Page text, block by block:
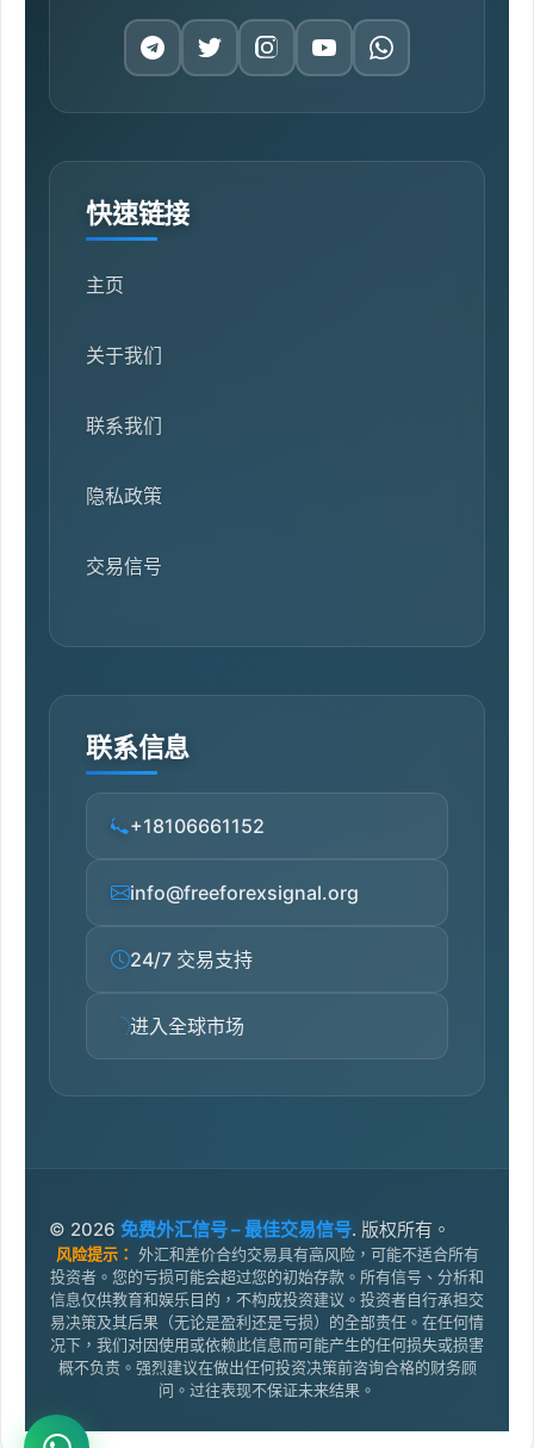
快速链接
主页
关于我们
联系我们
隐私政策
交易信号
联系信息
+18106661152
info@freeforexsignal.org
24/7 交易支持
进入全球市场
© 2026 免费外汇信号 – 最佳交易信号. 版权所有。
风险提示： 外汇和差价合约交易具有高风险，可能不适合所有
投资者。您的亏损可能会超过您的初始存款。所有信号、分析和
信息仅供教育和娱乐目的，不构成投资建议。投资者自行承担交
易决策及其后果（无论是盈利还是亏损）的全部责任。在任何情
况下，我们对因使用或依赖此信息而可能产生的任何损失或损害
概不负责。强烈建议在做出任何投资决策前咨询合格的财务顾
问。过往表现不保证未来结果。